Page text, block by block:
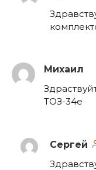
Михаил
ТОЗ-34е
Сергей